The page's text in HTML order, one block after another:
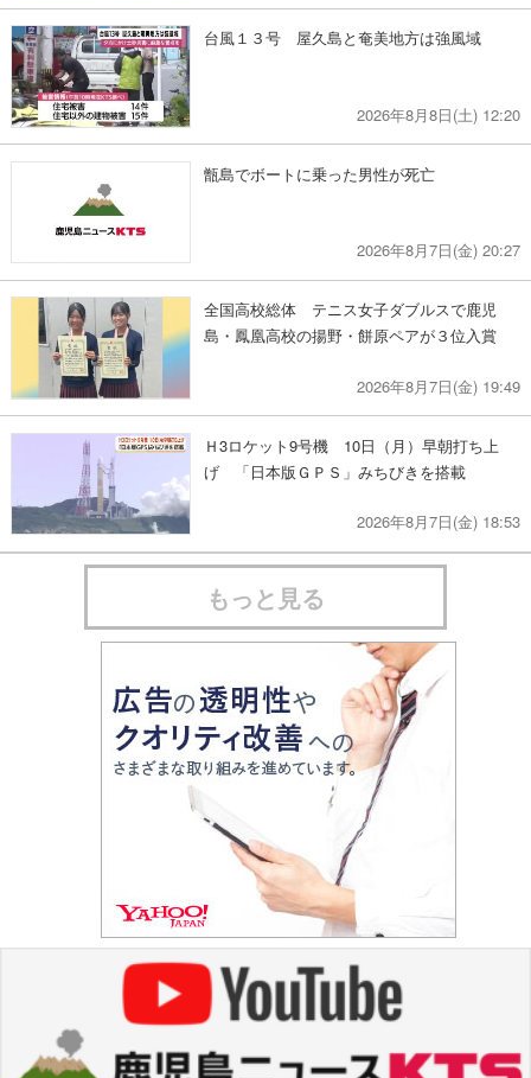
台風１３号 屋久島と奄美地方は強風域
2026年8月8日(土) 12:20
甑島でボートに乗った男性が死亡
2026年8月7日(金) 20:27
全国高校総体 テニス女子ダブルスで鹿児
島・鳳凰高校の揚野・餅原ペアが３位入賞
2026年8月7日(金) 19:49
Ｈ3ロケット9号機 10日（月）早朝打ち上
げ 「日本版ＧＰＳ」みちびきを搭載
2026年8月7日(金) 18:53
もっと見る